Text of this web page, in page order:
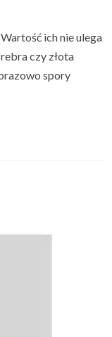
ich nie ulega
czy złota
spory